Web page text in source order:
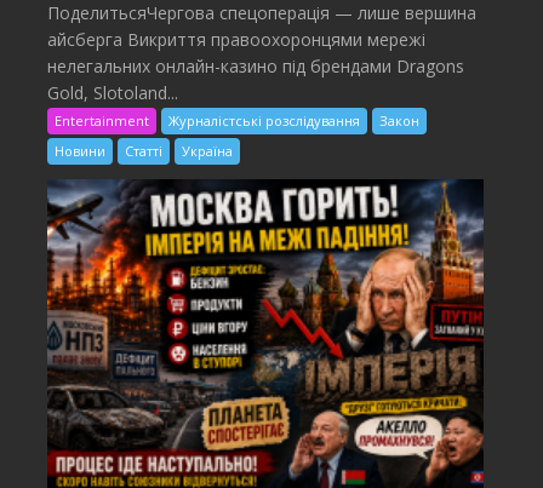
ПоделитьсяЧергова спецоперація — лише вершина
айсберга Викриття правоохоронцями мережі
нелегальних онлайн-казино під брендами Dragons
Gold, Slotoland...
Entertainment Журналістські розслідування
Закон
Новини
Статті Україна